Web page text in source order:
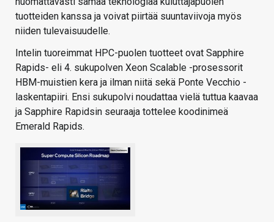
tuotteiden kanssa ja voivat piirtää suuntaviivoja myös
niiden tulevaisuudelle.
Intelin tuoreimmat HPC-puolen tuotteet ovat Sapphire
Rapids- eli 4. sukupolven Xeon Scalable -prosessorit
HBM-muistien kera ja ilman niitä sekä Ponte Vecchio -
laskentapiiri. Ensi sukupolvi noudattaa vielä tuttua kaavaa
ja Sapphire Rapidsin seuraaja tottelee koodinimeä
Emerald Rapids.